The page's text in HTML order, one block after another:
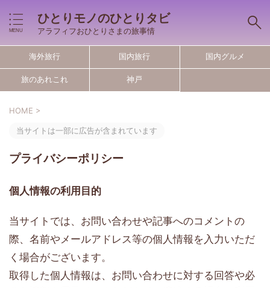
ひとりモノのひとりタビ
アラフィフおひとりさまの旅事情
海外旅行 国内旅行 国内グルメ
旅のあれこれ 神戸
HOME >
当サイトは一部に広告が含まれています
プライバシーポリシー
個人情報の利用目的
当サイトでは、お問い合わせや記事へのコメントの
際、名前やメールアドレス等の個人情報を入力いただ
く場合がございます。
取得した個人情報は、お問い合わせに対する回答や必